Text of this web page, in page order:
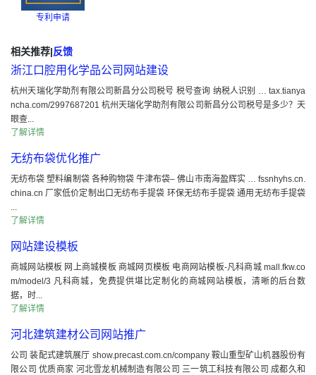
专利申请
相关推荐|反馈
浙江口腔用化学品公司网站建设
杭州天瑞化学助剂有限公司新昌分公司税号 税号查询 纳税人识别 … tax.tianya
ncha.com/2997687201 杭州天瑞化学助剂有限公司新昌分公司税号是多少？天
眼查...
了解详情
无纺布袋优化推广
无纺布袋 塑料编制袋 各种购物袋 牛津布袋– 佛山市南海盈辉实 … fssnhyhs.cn.
china.cn 厂家低价定制出口无纺布手提袋 环保无纺布手提袋 通用无纺布手提袋
...
了解详情
网站建设模板
商城网站模板 网上商城模板 商城网页模板 电商网站模板-凡科商城 mall.fkw.co
m/model/3 凡科商城，免费提供堪比定制化的商城网站模板，清晰的后台数
据，时...
了解详情
河北建筑建材公司网站推广
公司 装配式建筑展厅 show.precast.com.cn/company 鞍山重型矿山机器股份有
限公司 优质商家 河北雪龙机械制造有限公司 三一筑工科技有限公司 成都久和